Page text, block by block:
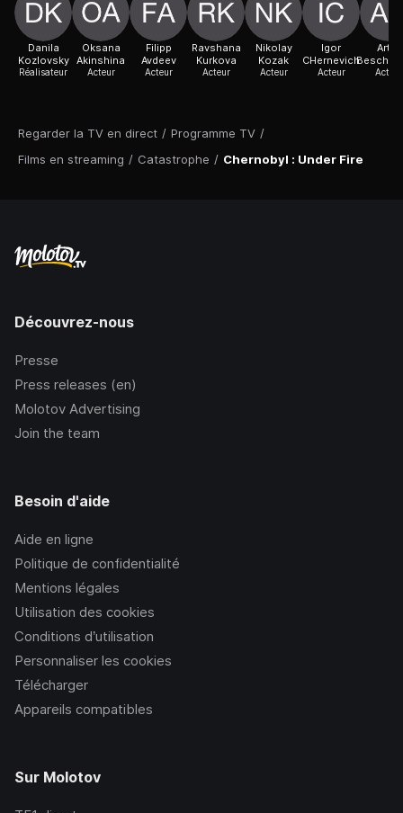
Regarder la TV en direct / Programme TV /
Films en streaming / Catastrophe / Chernobyl : Under Fire
Danila
Kozlovsky
Réalisateur
Oksana
Akinshina
Acteur
Filipp
Avdeev
Acteur
Ravshana
Kurkova
Acteur
Nikolay
Kozak
Acteur
Igor
CHernevich
Acteur
Artur
Acteur
Découvrez-nous
Presse
Press releases (en)
Molotov Advertising
Join the team
Besoin d'aide
Aide en ligne
Politique de confidentialité
Mentions légales
Utilisation des cookies
Conditions d’utilisation
Personnaliser les cookies
Télécharger
Appareils compatibles
Sur Molotov